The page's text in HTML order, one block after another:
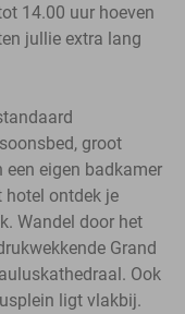
14.00 uur hoeven
jullie extra lang
groot
eigen badkamer
hotel ontdek je
Wandel door het
Grand
Ook
ligt vlakbij.